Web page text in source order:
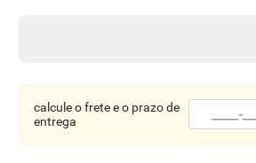
calcule o frete e o prazo de
entrega